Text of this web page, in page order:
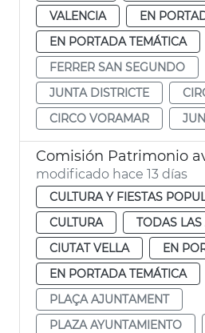
VALENCIA
EN
EN PORTADA TEMÁTICA
FERRER SAN SEGUNDO
JUNTA DISTRICTE
CIRCO VORAMAR
modificado hace 13 días
CULTURA Y FIESTAS
CULTURA
TODAS
CIUTAT VELLA
EN
EN PORTADA TEMÁTICA
PLAÇA AJUNTAMENT
PLAZA AYUNTAMIENTO